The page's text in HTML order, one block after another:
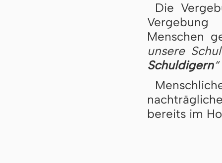
Die
Menschen
unsere
Schuldigern“
bereits im